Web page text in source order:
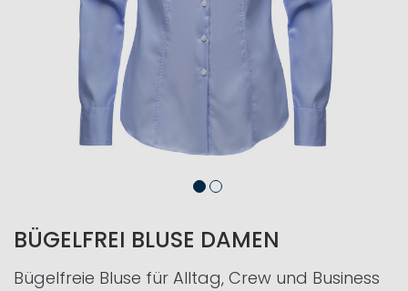
BÜGELFREI BLUSE DAMEN
Bügelfreie Bluse für Alltag, Crew und Business